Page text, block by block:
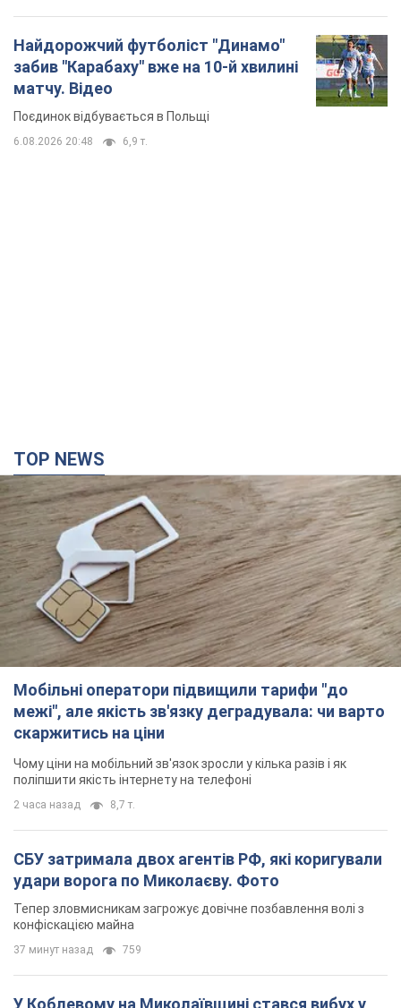
Найдорожчий футболіст "Динамо"
забив "Карабаху" вже на 10-й хвилині
матчу. Відео
Поєдинок відбувається в Польщі
6.08.2026 20:48 6,9 т.
TOP NEWS
Мобільні оператори підвищили тарифи "до
межі", але якість зв'язку деградувала: чи варто
скаржитись на ціни
Чому ціни на мобільний зв'язок зросли у кілька разів і як
поліпшити якість інтернету на телефоні
2 часа назад 8,7 т.
СБУ затримала двох агентів РФ, які коригували
удари ворога по Миколаєву. Фото
Тепер зловмисникам загрожує довічне позбавлення волі з
конфіскацією майна
37 минут назад 759
У Коблевому на Миколаївщині стався вибух у